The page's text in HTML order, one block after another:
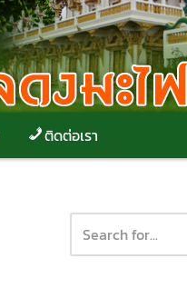
ติดต่อเรา